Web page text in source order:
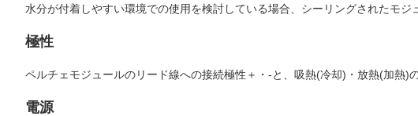
水分が付着しやすい環境での使用を検討している場合、シーリングされたモ
極性
ペルチェモジュールのリード線への接続極性＋・-と、吸熱(冷却)・放熱(加熱)
電源